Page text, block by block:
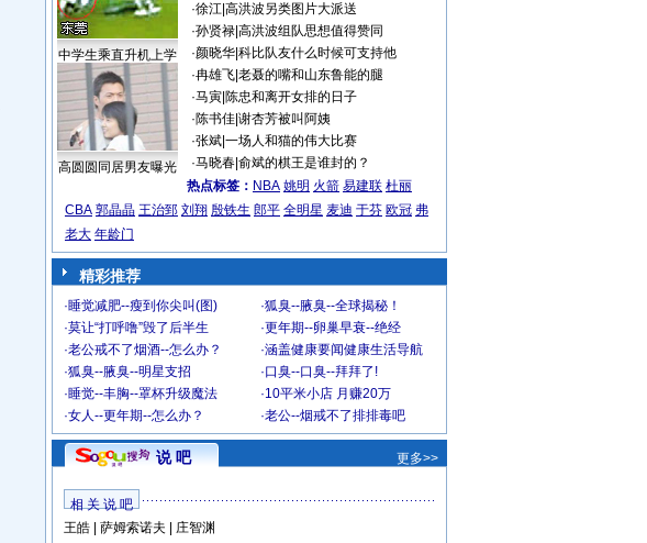
中学生乘直升机上学
高圆圆同居男友曝光
·徐江| 高洪波另类图片大派送
·孙贤禄| 高洪波组队思想值得赞同
·颜晓华| 科比队友什么时候可支持他
·冉雄飞| 老聂的嘴和山东鲁能的腿
·马寅| 陈忠和离开女排的日子
·陈书佳| 谢杏芳被叫阿姨
·张斌| 一场人和猫的伟大比赛
·马晓春| 俞斌的棋王是谁封的？
热点标签： NBA 姚明 火箭 易建联 杜丽
CBA 郭晶晶 王治郅 刘翔 殷铁生 郎平 全明星 麦迪 于芬 欧冠 弗
老大 年龄门
精彩推荐
·睡觉减肥--瘦到你尖叫(图) ·狐臭--腋臭--全球揭秘！
·莫让“打呼噜”毁了后半生 ·更年期--卵巢早衰--绝经
·老公戒不了烟酒--怎么办？ ·涵盖健康要闻健康生活导航
·狐臭--腋臭--明星支招 ·口臭--口臭--拜拜了!
·睡觉--丰胸--罩杯升级魔法 ·10平米小店 月赚20万
·女人--更年期--怎么办？ ·老公--烟戒不了排排毒吧
说 吧 更多>>
相 关 说 吧
王皓| 萨姆索诺夫 庄智渊